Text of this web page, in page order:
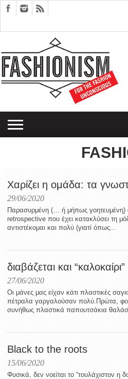
EDITORIALS
COUPLES
THERAPY
SARTORIAGRAM
Χαρίζει η ομάδα: τα
29/06/2020
Παρασυρμένη (… ή μήπως γοητευμένη)
retrospective που έχει κατακλύσει τη
αντιστέκομαι και πολύ (γιατί όπως...
διαβάζεται και “καλοκαίρι”
27/06/2020
Οι μάνες μας είχαν κάτι πλαστικές
πέτραλα γαργαλούσαν πολύ.Πρώτα,
συνήθως πλαστικά παπουτσάκια
Black to the roots
15/06/2020
Φυσικά, δεν νοείται το “τουλάχιστον η